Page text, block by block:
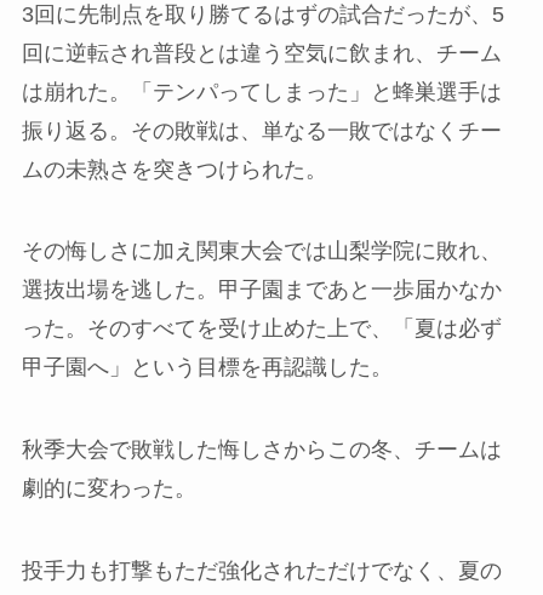
3回に先制点を取り勝てるはずの試合だったが、5
回に逆転され普段とは違う空気に飲まれ、チーム
は崩れた。「テンパってしまった」と蜂巣選手は
振り返る。その敗戦は、単なる一敗ではなくチー
ムの未熟さを突きつけられた。
その悔しさに加え関東大会では山梨学院に敗れ、
選抜出場を逃した。甲子園まであと一歩届かなか
った。そのすべてを受け止めた上で、「夏は必ず
甲子園へ」という目標を再認識した。
秋季大会で敗戦した悔しさからこの冬、チームは
劇的に変わった。
投手力も打撃もただ強化されただけでなく、夏の